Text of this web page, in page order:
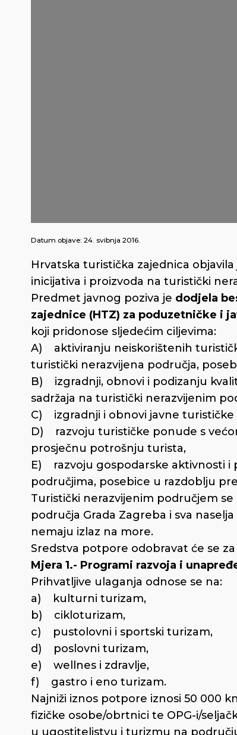
Datum objave: 24. svibnja 2016.
Hrvatska turistička zajednica
inicijativa i proizvoda na turistički
Predmet javnog poziva je dodjela
zajednice (HTZ) za poduzetničke i
koji pridonose sljedećim ciljevima:
A) aktiviranju neiskorištenih
turistički nerazvijena područja,
B) izgradnji, obnovi i podizanju
sadržaja na turistički nerazvijenim
C) izgradnji i obnovi javne
D) razvoju turističke ponude s
prosječnu potrošnju turista,
E) razvoju gospodarske aktivnosti i
područjima, posebice u razdoblju
Turistički nerazvijenim područjem
područja Grada Zagreba i sva
nemaju izlaz na more.
Sredstva potpore odobravat će se
Mjera 1.- Programi razvoja i
Prihvatljive ulaganja odnose se na:
a) kulturni turizam,
b) cikloturizam,
c) pustolovni i sportski turizam,
d) poslovni turizam,
e) wellnes i zdravlje,
f) gastro i eno turizam.
Najniži iznos potpore iznosi 50 000
fizičke osobe/obrtnici te OPG-i/
u ugostiteljstvu i turizmu na